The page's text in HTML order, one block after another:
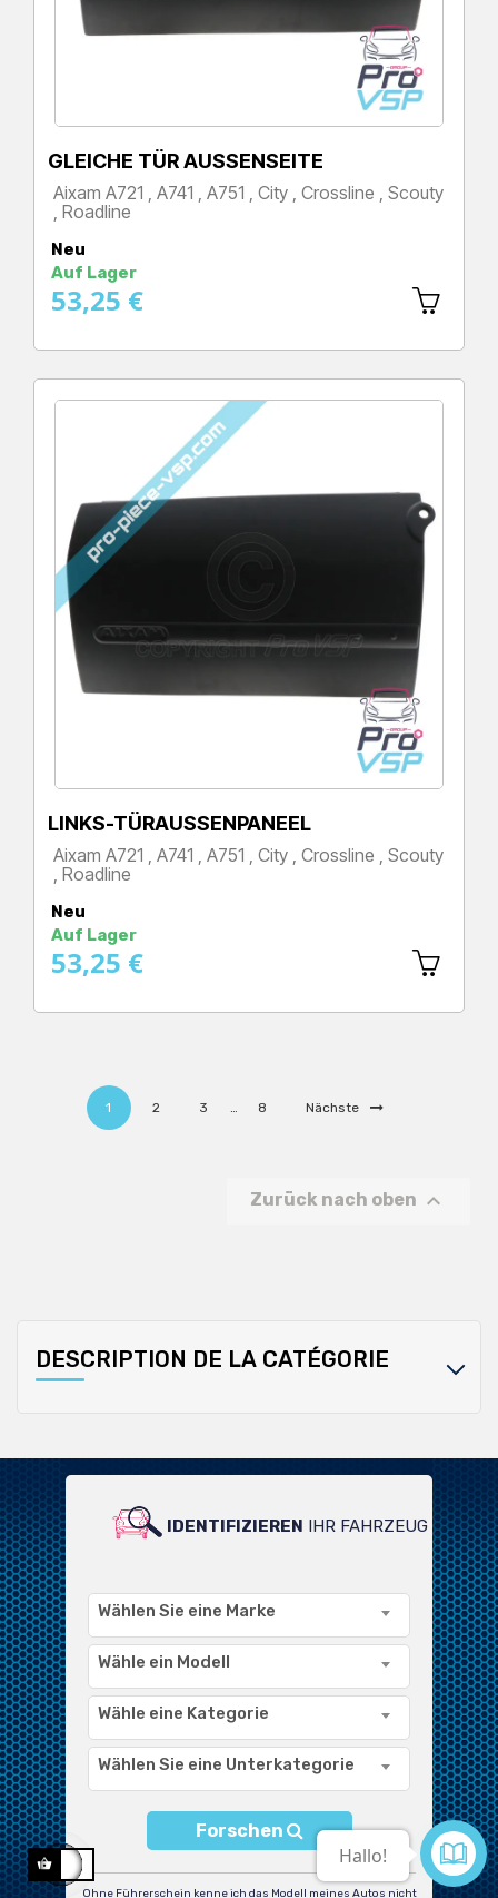
GLEICHE TÜR AUSSENSEITE
Aixam A721 , A741 , A751 , City , Crossline , Scouty
, Roadline
Neu
Auf Lager
53,25 €
LINKS-TÜRAUSSENPANEEL
Aixam A721 , A741 , A751 , City , Crossline , Scouty
, Roadline
Neu
Auf Lager
53,25 €
1 2 3 8 Nächste
Zurück nach oben 
DESCRIPTION DE LA CATÉGORIE
IDENTIFIZIEREN IHR FAHRZEUG
FÜR GROSSE AUSWAHL AN
Wählen Sie eine Marke
Wähle ein Modell
Wähle eine Kategorie
Wählen Sie eine Unterkategorie
Forschen
Ohne Führerschein kenne ich das Modell meines Autos nicht
Kontaktiere
uns